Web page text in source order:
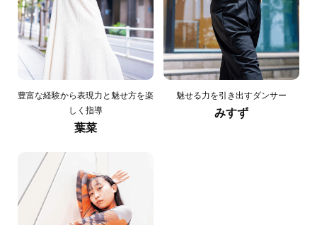
豊富な経験から表現力と魅せ方を楽
しく指導
葉菜
魅せる力を引き出すダンサー
みすず